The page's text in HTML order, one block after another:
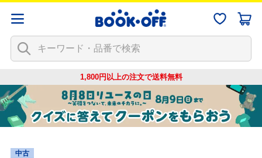
1,800円以上の注文で送料無料
中古